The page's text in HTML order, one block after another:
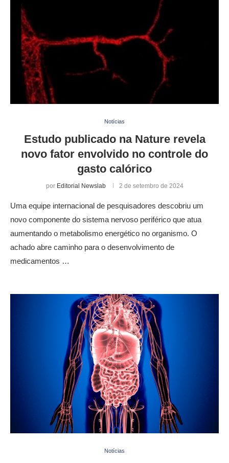
Notícias
Estudo publicado na Nature revela
novo fator envolvido no controle do
gasto calórico
por Editorial Newslab 2 de setembro de 2024
Uma equipe internacional de pesquisadores descobriu um
novo componente do sistema nervoso periférico que atua
aumentando o metabolismo energético no organismo. O
achado abre caminho para o desenvolvimento de
medicamentos …
Notícias